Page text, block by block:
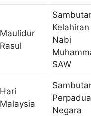
Maulidur
Rasul
Kelahiran
Nabi
SAW
Hari
Malaysia
Negara